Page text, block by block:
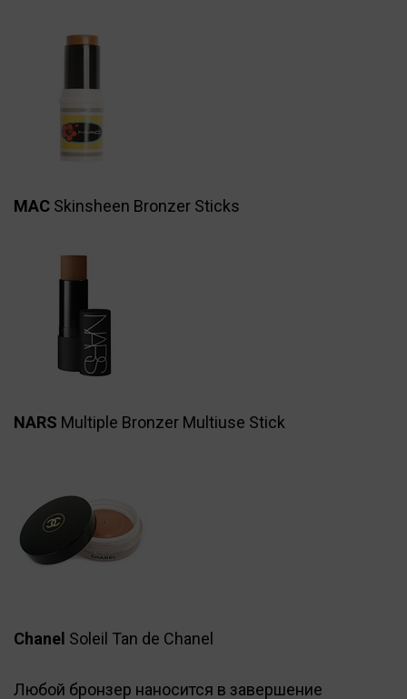
MAC Skinsheen Bronzer Sticks
NARS Multiple Bronzer Multiuse Stick
Chanel Soleil Tan de Chanel
Любой бронзер наносится в завершение